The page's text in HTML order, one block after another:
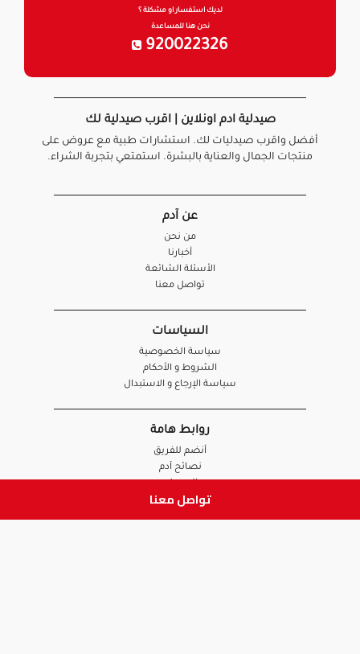
تواصل معنا
لديك استفسار او مشكلة ؟
نحن هنا للمساعدة
920022326
صيدلية ادم اونلاين | اقرب صيدلية لك
أفضل واقرب صيدليات لك. استشارات طبية مع عروض على
منتجات الجمال والعناية بالبشرة. استمتعي بتجربة الشراء.
عن آدم
من نحن
أخبارنا
الأسئلة الشائعة
تواصل معنا
السياسات
سياسة الخصوصية
الشروط و الأحكام
سياسة الإرجاع و الاستبدال
روابط هامة
أنضم للفريق
نصائح آدم
الموظف